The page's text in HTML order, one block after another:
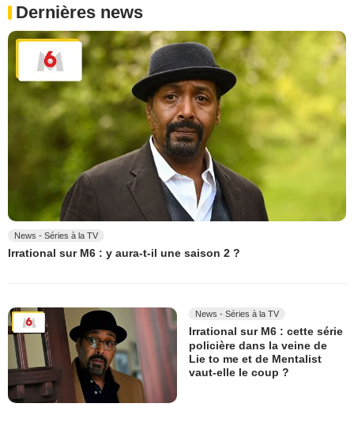
Dernières news
News - Séries à la TV
Irrational sur M6 : y aura-t-il une saison 2 ?
News - Séries à la TV
Irrational sur M6 : cette série
policière dans la veine de
Lie to me et de Mentalist
vaut-elle le coup ?